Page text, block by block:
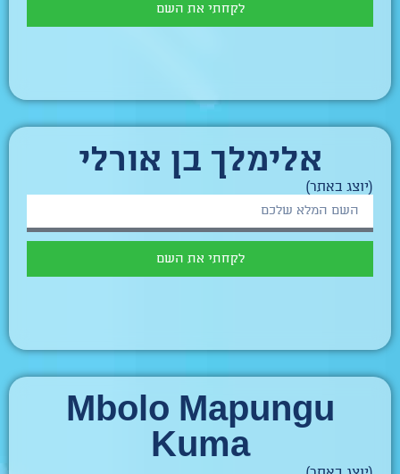
לקחתי את השם
אלימלך בן אורלי
(יוצג באתר)
לקחתי את השם
Mbolo Mapungu
Kuma